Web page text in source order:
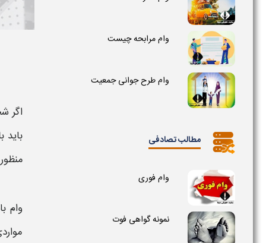
اگر
وام
وام مرابحه چیست
وام طرح جوانی جمعیت
مطالب تصادفی
وام فوری
نمونه گواهی فوت